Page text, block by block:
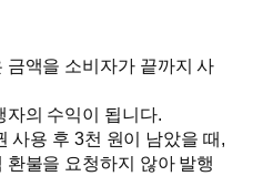
액을 소비자가 끝까지 사
자의 수익이 됩니다.
사용 후 3천 원이 남았을 때,
불을 요청하지 않아 발행